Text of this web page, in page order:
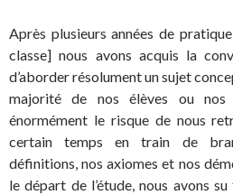
Après plusieurs années de
classe] nous avons acquis la
d’aborder résolument un sujet
majorité de nos élèves ou nos
énormément le risque de nous
certain temps en train de
définitions, nos axiomes et nos
le départ de l’étude, nous avons